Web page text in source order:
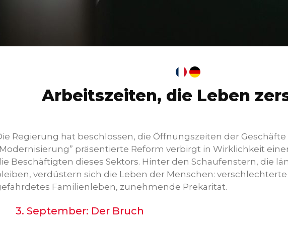
Arbeitszeiten, die Leben
Regierung hat beschlossen, die Öffnungszeiten der Geschäfte
präsentierte Reform verbirgt in Wirklichkeit
Beschäftigten dieses Sektors. Hinter den Schaufenstern, die
verdüstern sich die Leben der Menschen:
Familienleben, zunehmende Prekarität.
3. September: Der Bruch